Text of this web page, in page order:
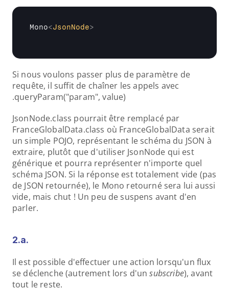
Mono<JsonNode>
Si nous voulons passer plus de paramètre de
requête, il suffit de chaîner les appels avec
.queryParam("param", value)
JsonNode.class pourrait être remplacé par
FranceGlobalData.class où FranceGlobalData serait
un simple POJO, représentant le schéma du JSON à
extraire, plutôt que d'utiliser JsonNode qui est
générique et pourra représenter n'importe quel
schéma JSON. Si la réponse est totalement vide (pas
de JSON retournée), le Mono retourné sera lui aussi
vide, mais chut ! Un peu de suspens avant d'en
parler.
2.a.
Il est possible d'effectuer une action lorsqu'un flux
se déclenche (autrement lors d'un subscribe), avant
tout le reste.